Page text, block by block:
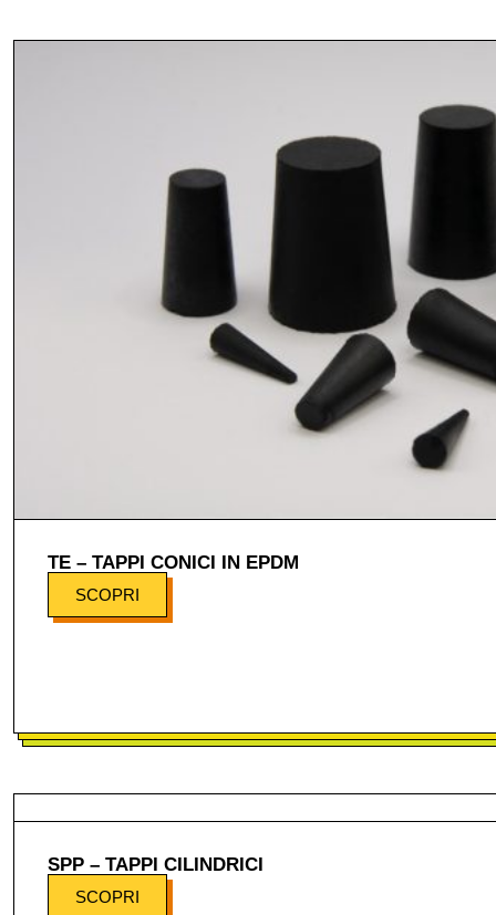
TE – TAPPI CONICI IN EPDM
SCOPRI
SPP – TAPPI CILINDRICI
SCOPRI